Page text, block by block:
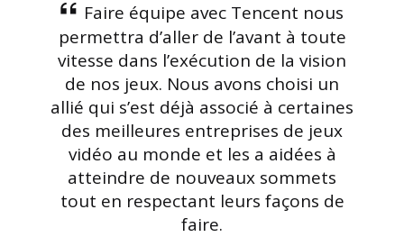
Faire équipe avec Tencent nous
permettra d’aller de l’avant à toute
vitesse dans l’exécution de la vision
de nos jeux. Nous avons choisi un
allié qui s’est déjà associé à certaines
des meilleures entreprises de jeux
vidéo au monde et les a aidées à
atteindre de nouveaux sommets
tout en respectant leurs façons de
faire.